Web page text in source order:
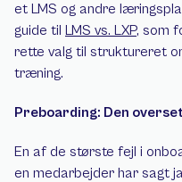
et LMS og andre
guide til LMS vs. LXP, som
rette valg til struktureret
træning.
Preboarding: Den
En af de største fejl i
en medarbejder har sagt